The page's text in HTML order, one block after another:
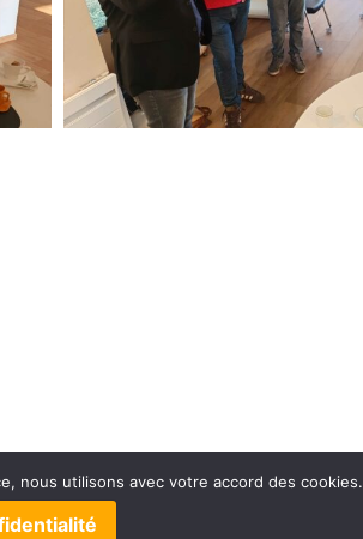
–
nous utilisons avec votre accord des cookies.